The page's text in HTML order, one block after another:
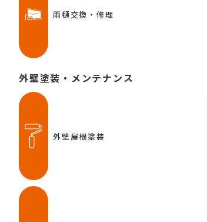
雨樋交換・修理
外壁塗装・メンテナンス
外壁屋根塗装